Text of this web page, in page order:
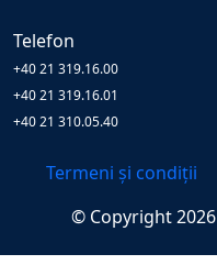
Telefon
+40 21 319.16.00
+40 21 319.16.01
+40 21 310.05.40
Termeni și condiții
© Copyright2026